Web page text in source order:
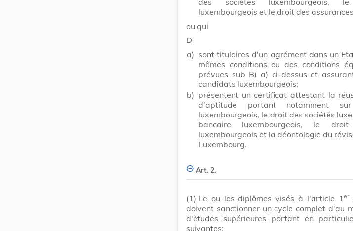
luxembourgeois et le droit des
ou qui
D
a) sont titulaires d'un agrément dans un
mêmes conditions ou des conditions
prévues sub B) a) ci-dessus et
candidats luxembourgeois;
b) présentent un certificat attestant la
d'aptitude portant notamment
luxembourgeois, le droit des sociétés
bancaire luxembourgeois, le
luxembourgeois et la déontologie du
Luxembourg.
Art. 2.
(1) Le ou les diplômes visés à l'article 1 er
doivent sanctionner un cycle complet d'au
d'études supérieures portant en
suivantes: